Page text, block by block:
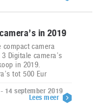
in 2019
camera
Digitale camera’s
in 2019.
tot 500 Eur
14 september 2019
Lees meer